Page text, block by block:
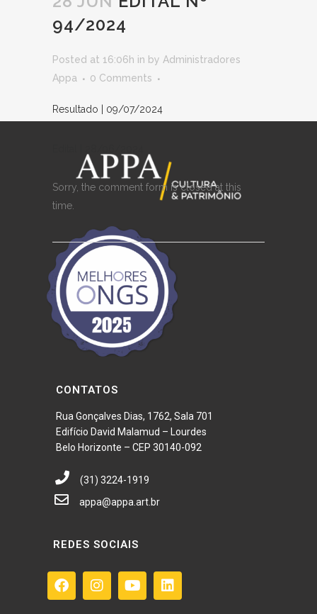
94/2024
Posted at 16:06h in by Administradores
Appa
0 Comments
Resultado | 09/07/2024
Sorry, the comment form is closed at this
time.
CONTATOS
Rua Gonçalves Dias, 1762, Sala 701
Edifício David Malamud – Lourdes
Belo Horizonte – CEP 30140-092
(31) 3224-1919
appa@appa.art.br
REDES SOCIAIS